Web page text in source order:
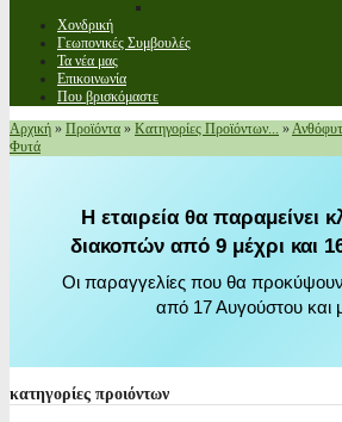
Χονδρική
Γεωπονικές Συμβουλές
Τα νέα μας
Επικοινωνία
Που βρισκόμαστε
Αρχική » Προϊόντα » Κατηγορίες Προϊόντων... »
Φυτά
Η εταιρεία θα παραμείνει
διακοπών από 9 μέχρι και
Οι παραγγελίες που θα
από 17 Αυγούστου και
κατηγορίες προιόντων